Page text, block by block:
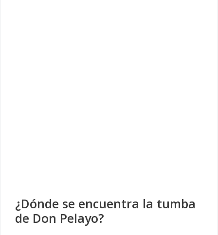
¿Dónde se encuentra la tumba
de Don Pelayo?